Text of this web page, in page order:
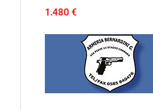
1.480 €